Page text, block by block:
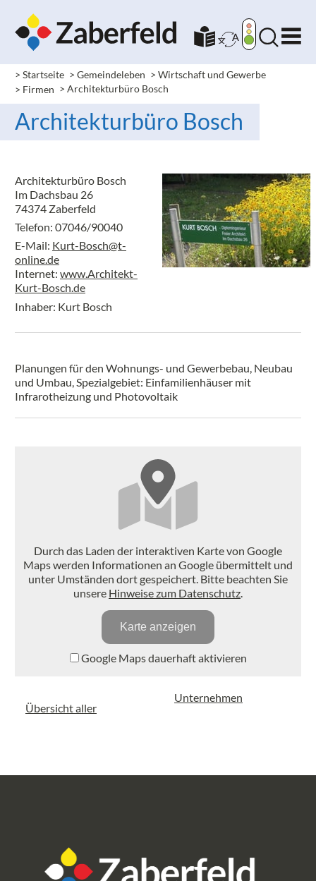
> Startseite > Gemeindeleben > Wirtschaft und Gewerbe
> Firmen > Architekturbüro Bosch
Architekturbüro Bosch
Architekturbüro Bosch
Im Dachsbau 26
74374 Zaberfeld
Telefon: 07046/90040
E-Mail: Kurt-Bosch@t-
online.de
Internet: www.Architekt-
Kurt-Bosch.de
Inhaber: Kurt Bosch
Planungen für den Wohnungs- und Gewerbebau, Neubau
und Umbau, Spezialgebiet: Einfamilienhäuser mit
Infrarotheizung und Photovoltaik
Durch das Laden der interaktiven Karte von Google
Maps werden Informationen an Google übermittelt und
unter Umständen dort gespeichert. Bitte beachten Sie
unsere Hinweise zum Datenschutz
Karte anzeigen
Google Maps dauerhaft aktivieren
Übersicht aller
Unternehmen